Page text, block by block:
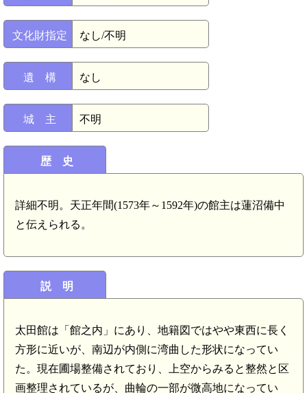
文化財指定 なし/不明
遺 構 なし
城 主 不明
歴 史
詳細不明。天正年間(1573年～1592年)の館主は蓮沼備中
と伝えられる。
説 明
太田館は「館之内」にあり、地籍図ではやや東西に長く
方形に近いが、南辺が内側に湾曲した形状になってい
た。現在圃場整備されており、上空からみると整然と区
画整理されているが、曲輪の一部が微高地になってい